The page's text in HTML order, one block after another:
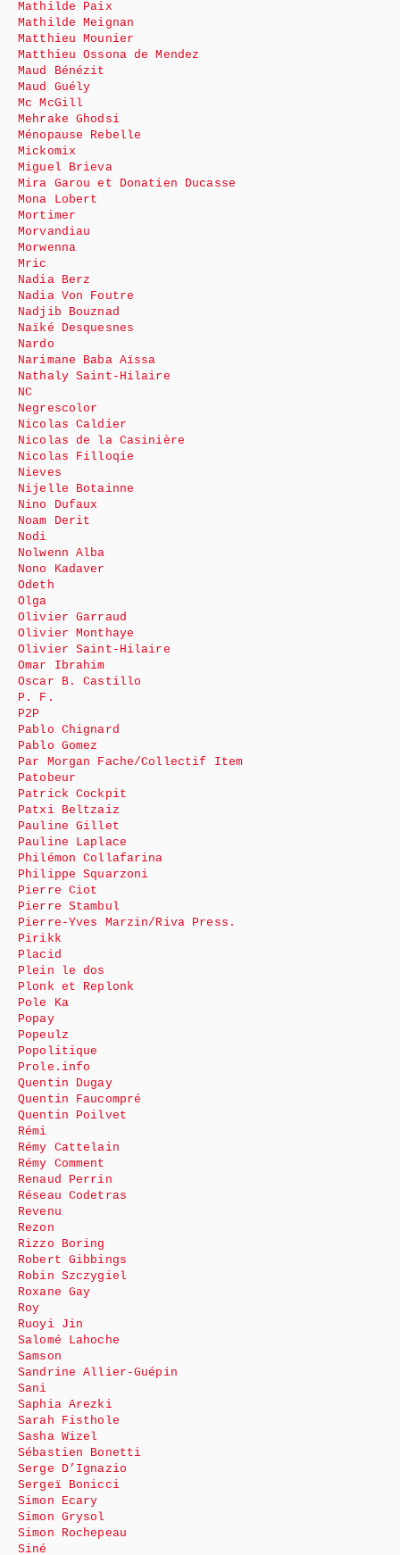
Mathilde Paix
Mathilde Meignan
Matthieu Mounier
Matthieu Ossona de Mendez
Maud Bénézit
Maud Guély
Mc McGill
Mehrake Ghodsi
Ménopause Rebelle
Mickomix
Miguel Brieva
Mira Garou et Donatien Ducasse
Mona Lobert
Mortimer
Morvandiau
Morwenna
Mric
Nadia Berz
Nadia Von Foutre
Nadjib Bouznad
Naïké Desquesnes
Nardo
Narimane Baba Aïssa
Nathaly Saint-Hilaire
NC
Negrescolor
Nicolas Caldier
Nicolas de la Casinière
Nicolas Filloqie
Nieves
Nijelle Botainne
Nino Dufaux
Noam Derit
Nodi
Nolwenn Alba
Nono Kadaver
Odeth
Olga
Olivier Garraud
Olivier Monthaye
Olivier Saint-Hilaire
Omar Ibrahim
Oscar B. Castillo
P. F.
P2P
Pablo Chignard
Pablo Gomez
Par Morgan Fache/Collectif Item
Patobeur
Patrick Cockpit
Patxi Beltzaiz
Pauline Gillet
Pauline Laplace
Philémon Collafarina
Philippe Squarzoni
Pierre Ciot
Pierre Stambul
Pierre-Yves Marzin/Riva Press.
Pirikk
Placid
Plein le dos
Plonk et Replonk
Pole Ka
Popay
Popeulz
Popolitique
Prole.info
Quentin Dugay
Quentin Faucompré
Quentin Poilvet
Rémi
Rémy Cattelain
Rémy Comment
Renaud Perrin
Réseau Codetras
Revenu
Rezon
Rizzo Boring
Robert Gibbings
Robin Szczygiel
Roxane Gay
Roy
Ruoyi Jin
Salomé Lahoche
Samson
Sandrine Allier-Guépin
Sani
Saphia Arezki
Sarah Fisthole
Sasha Wizel
Sébastien Bonetti
Serge D’Ignazio
Sergeï Bonicci
Simon Ecary
Simon Grysol
Simon Rochepeau
Siné